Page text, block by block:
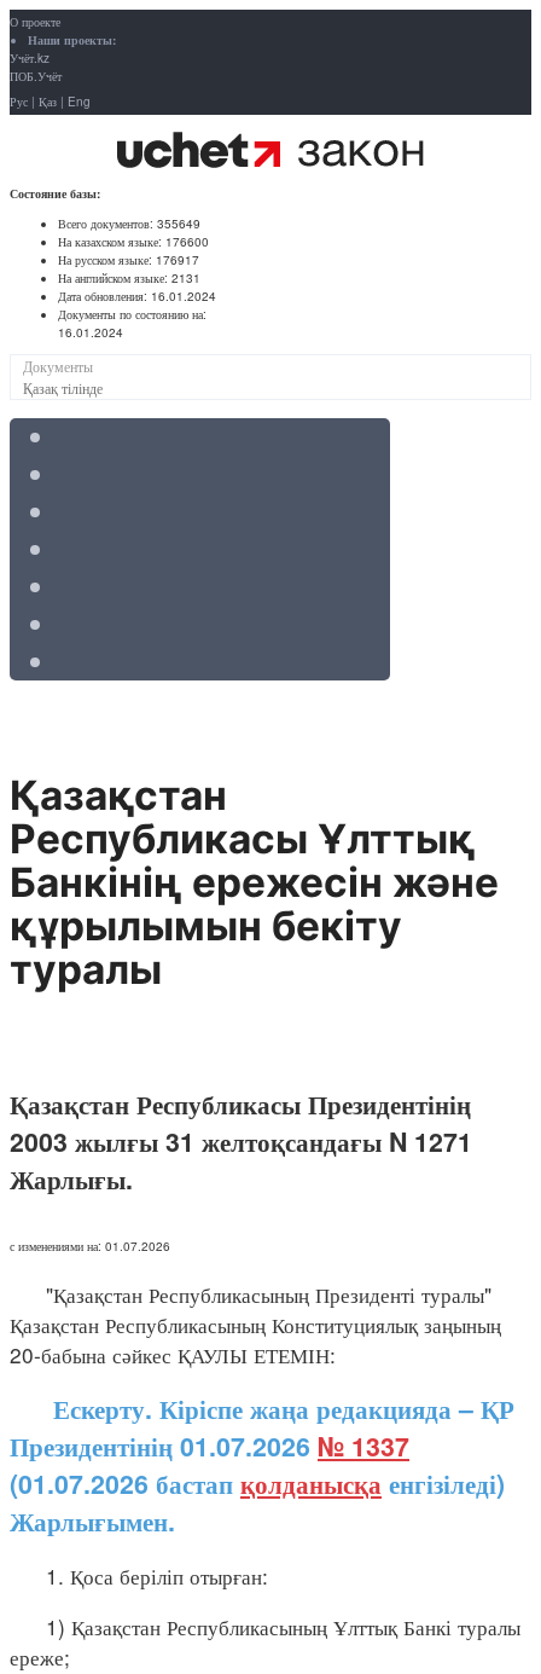
О проекте
Наши проекты:
Учёт.kz
ПОБ.Учёт
Рус | Қаз | Eng
Состояние базы:
Всего документов: 355649
На казахском языке: 176600
На русском языке: 176917
На английском языке: 2131
Дата обновления: 16.01.2024
Документы по состоянию на:
16.01.2024
Документы
Қазақ тілінде
Қазақстан
Республикасы Ұлттық
Банкiнiң ережесiн және
құрылымын бекiту
туралы
Қазақстан Республикасы Президентінің
2003 жылғы 31 желтоқсандағы N 1271
Жарлығы.
с изменениями на: 01.07.2026
"Қазақстан Республикасының Президенті туралы"
Қазақстан Республикасының Конституциялық заңының
20-бабына сәйкес ҚАУЛЫ ЕТЕМІН:
Ескерту. Кіріспе жаңа редакцияда – ҚР
Президентінің 01.07.2026 № 1337
(01.07.2026 бастапқолданысқаенгізіледі)
Жарлығымен.
1. Қоса беріліп отырған:
1) Қазақстан Республикасының Ұлттық Банкі туралы
ереже;